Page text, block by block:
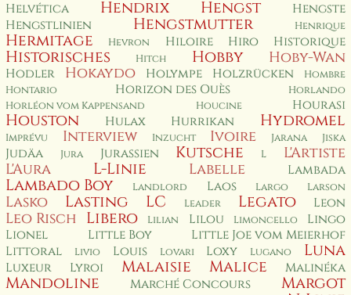
Helvética Hendrix Hengst
Hengste
Hengstlinien
Hengstmutter Henrique
Hermitage Hevron Hiloire Hiro Historique
Historisches Hitch Hobby Hoby-Wan
Hodler Hokaydo Holympe Holzrücken
Hombre
Hontario
Horizon des Ouès
Horlando
Horléon vom Kappensand
Houcine Hourasi
Houston Hulax Hurrikan Hydromel
Imprévu Interview Inzucht Ivoire Jarana Jiska
Judäa Jura Jurassien Kutsche L
L'Artiste
L'Aura
L-Linie Labelle Lambada
Lambado Boy Landlord Laos Largo Larson
Lasko Lasting LC Leader Legato Leon
Leo Risch Libero Lilian Lilou Limoncello
Lingo
Lionel
Little Boy
Little Joe vom Meierhof
Littoral
Livio Louis Lovari Loxy Lugano Luna
Luxeur Lyroi Malaisie Malice Malinéka
Mandoline Marché Concours Margot